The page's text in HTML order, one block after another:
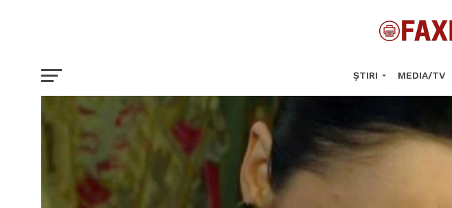
ȘTIRI MEDIA/TV